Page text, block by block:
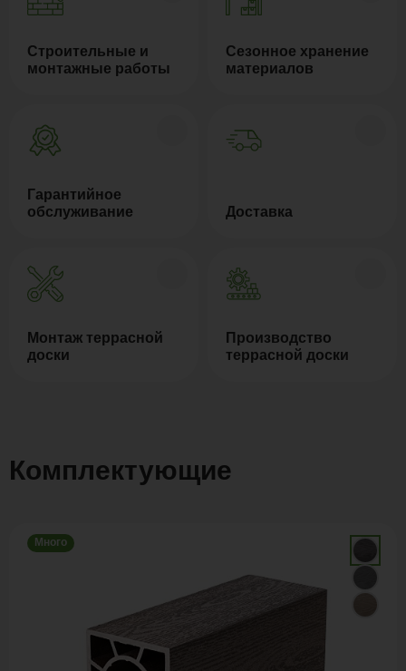
Строительные и
монтажные работы
Сезонное хранение
материалов
Гарантийное
обслуживание
Доставка
Монтаж террасной
доски
Производство
террасной доски
Комплектующие
Много